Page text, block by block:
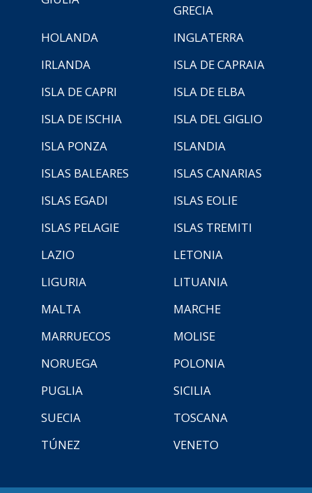
GRECIA
HOLANDA
INGLATERRA
IRLANDA
ISLA DE CAPRAIA
ISLA DE CAPRI
ISLA DE ELBA
ISLA DE ISCHIA
ISLA DEL GIGLIO
ISLA PONZA
ISLANDIA
ISLAS BALEARES
ISLAS CANARIAS
ISLAS EGADI
ISLAS EOLIE
ISLAS PELAGIE
ISLAS TREMITI
LAZIO
LETONIA
LIGURIA
LITUANIA
MALTA
MARCHE
MARRUECOS
MOLISE
NORUEGA
POLONIA
PUGLIA
SICILIA
SUECIA
TOSCANA
TÚNEZ
VENETO